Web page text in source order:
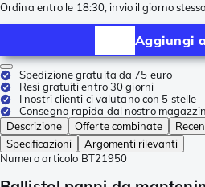
Ordina entro le 18:30, invio il giorno stesso
Aggiungi
Spedizione gratuita da 75 euro
Resi gratuiti entro 30 giorni
I nostri clienti ci valutano con 5 stelle
Consegna rapida dal nostro
Descrizione
Offerte combinate
Specificazioni
Argomenti rilevanti
Numero articolo BT21950